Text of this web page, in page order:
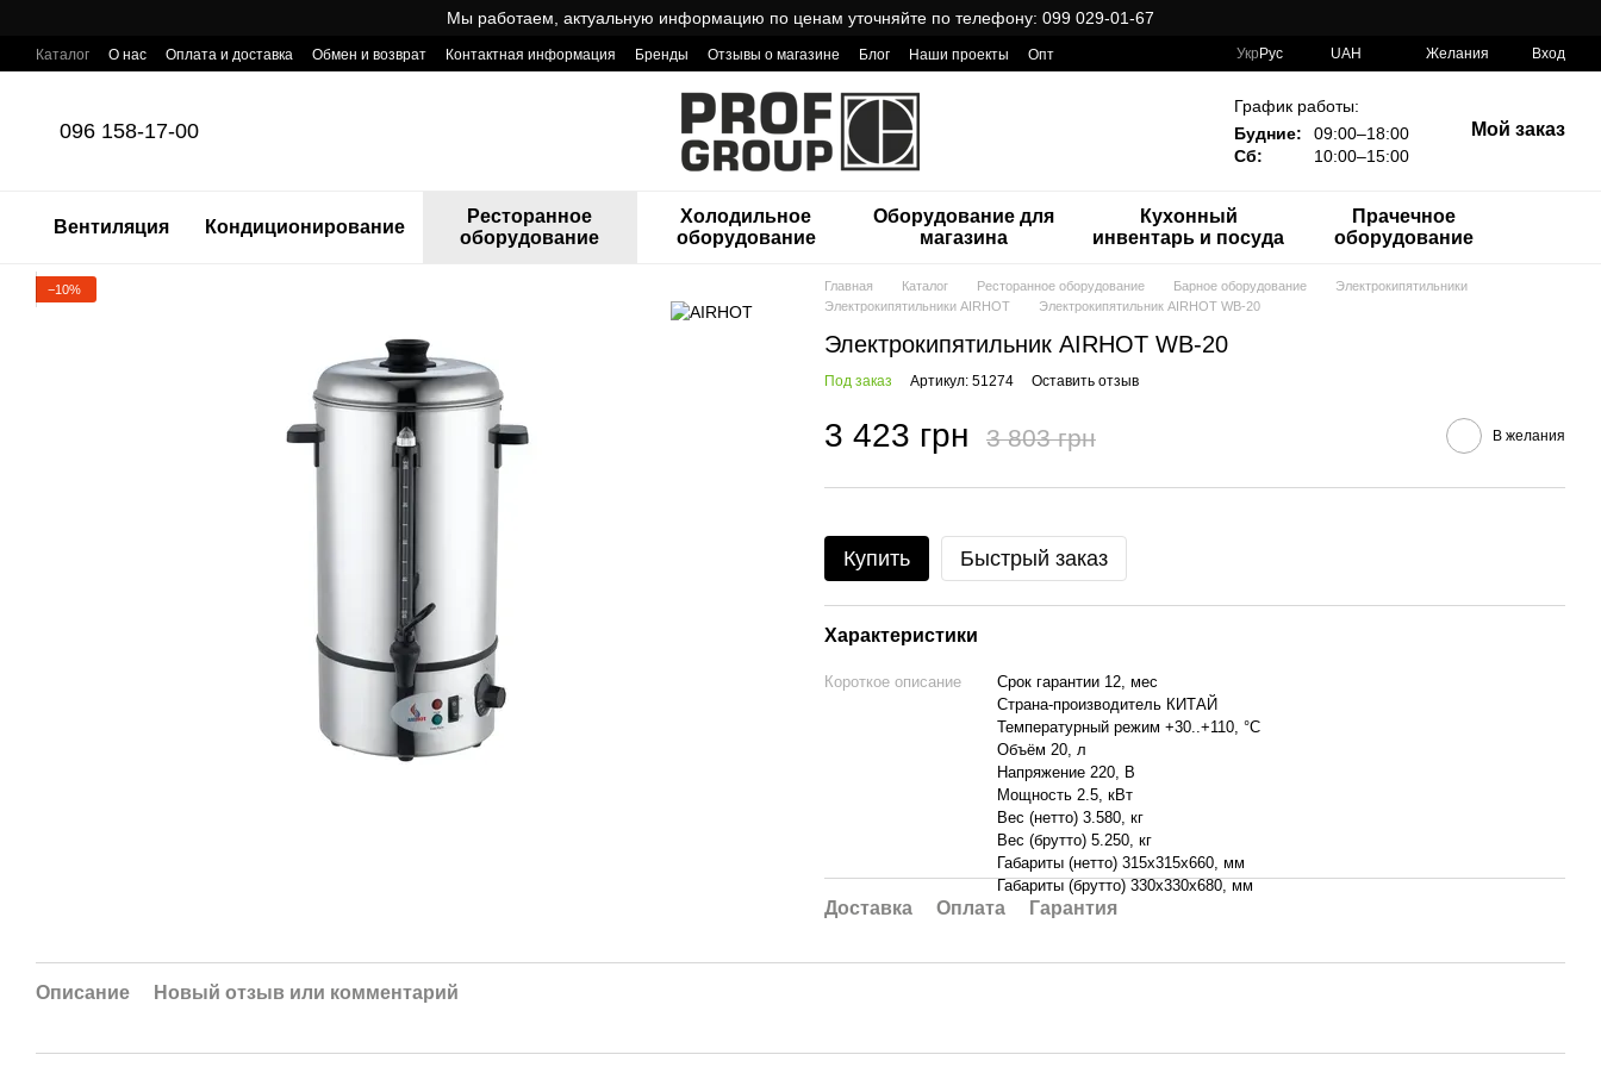
Мы работаем, актуальную информацию по ценам уточняйте по телефону: 099 029-01-67
Каталог О нас Оплата и доставка Обмен и возврат Контактная информация Бренды Отзывы о магазине Блог Наши проекты
Опт
Укр Рус UAH Желания Вход
096 158-17-00
График работы:
Будние:
09:00–18:00
Сб:
10:00–15:00
Мой заказ
Вентиляция Кондиционирование
Ресторанное
оборудование
Холодильное
оборудование
Оборудование для
магазина
Кухонный
инвентарь и посуда
Прачечное
оборудование
−10% Главная Каталог Ресторанное оборудование Барное оборудование
Электрокипятильники
Электрокипятильники AIRHOT
Электрокипятильник AIRHOT WB-20
Электрокипятильник AIRHOT WB-20
Под заказ Артикул: 51274 Оставить отзыв
3 423 грн 3 803 грн В желания
Купить Быстрый заказ
Характеристики
Короткое описание
Срок гарантии 12, мес
Страна-производитель КИТАЙ
Температурный режим +30..+110, °С
Объём 20, л
Напряжение 220, В
Мощность 2.5, кВт
Вес (нетто) 3.580, кг
Вес (брутто) 5.250, кг
Габариты (нетто) 315x315x660, мм
Габариты (брутто) 330x330x680, мм
Доставка Оплата Гарантия
Описание Новый отзыв или комментарий